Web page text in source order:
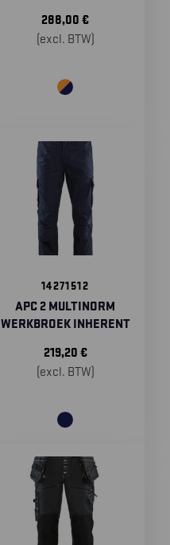
288,00 €
(excl. BTW)
14271512
APC 2 MULTINORM
WERKBROEK INHERENT
219,20 €
(excl. BTW)